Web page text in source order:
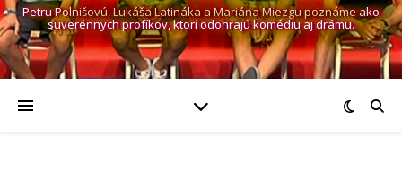
Petru Polnišovú, Lukáša Latináka a Mariána Miezgu poznáme ako
suverénnych profíkov, ktorí odohrajú komédiu aj drámu.